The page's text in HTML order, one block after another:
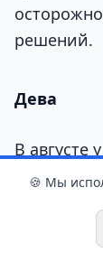
решений.
Дева
В августе
что на
дел
планы и
🍪 Мы